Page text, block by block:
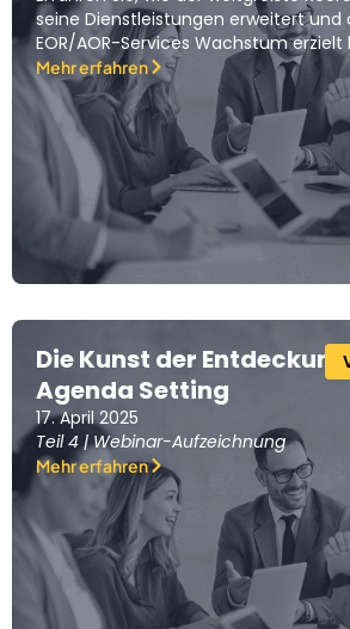
seine Dienstleistungen erweitert und
EOR/AOR-Services Wachstum erzielt
Mehr erfahren
Die Kunst der
Agenda Setting
17. April 2025
Teil 4 | Webinar-Aufzeichnung
Mehr erfahren